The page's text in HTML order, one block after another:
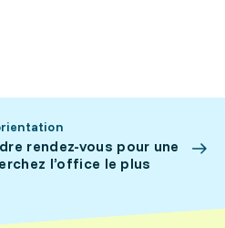
rendez-vous pour une
l’office le plus